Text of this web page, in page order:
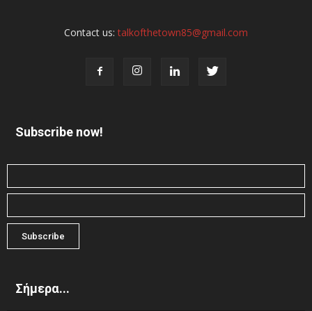
Contact us:talkofthetown85@gmail.com
Subscribe now!
Σήμερα...